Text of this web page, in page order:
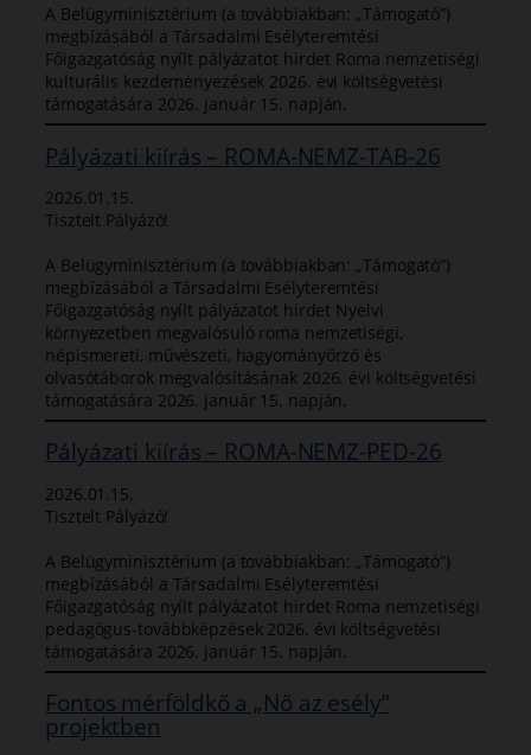
A Belügyminisztérium (a továbbiakban: „Támogató”)
megbízásából a Társadalmi Esélyteremtési
Főigazgatóság nyílt pályázatot hirdet Roma nemzetiségi
kulturális kezdeményezések 2026. évi költségvetési
támogatására 2026. január 15. napján.
Pályázati kiírás – ROMA-NEMZ-TAB-26
2026.01.15.
Tisztelt Pályázó!
A Belügyminisztérium (a továbbiakban: „Támogató”)
megbízásából a Társadalmi Esélyteremtési
Főigazgatóság nyílt pályázatot hirdet Nyelvi
környezetben megvalósuló roma nemzetiségi,
népismereti, művészeti, hagyományőrző és
olvasótáborok megvalósításának 2026. évi költségvetési
támogatására 2026. január 15. napján.
Pályázati kiírás – ROMA-NEMZ-PED-26
2026.01.15.
Tisztelt Pályázó!
A Belügyminisztérium (a továbbiakban: „Támogató”)
megbízásából a Társadalmi Esélyteremtési
Főigazgatóság nyílt pályázatot hirdet Roma nemzetiségi
pedagógus-továbbképzések 2026. évi költségvetési
támogatására 2026. január 15. napján.
Fontos mérföldkő a „Nő az esély”
projektben